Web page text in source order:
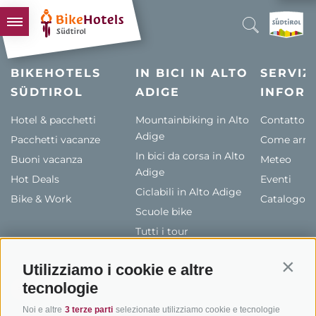
Utilizziamo i cookie e altre
tecnologie
Noi e altre 3 terze parti selezionate utilizziamo cookie e tecnologie
BIKEHOTELS
HOTELS & PACCHETTI
TOUR & TERRITORI
L'ALTO ADIGE & NOI
INFO UTILI
BIKEHOTELS
SÜDTIROL
Hotel & pacchetti
Pacchetti vacanze
Buoni vacanza
Hot Deals
Bike & Work
IN BICI IN ALTO
ADIGE
Mountainbiking in Alto
Adige
In bici da corsa in Alto
Adige
Ciclabili in Alto Adige
Scuole bike
Tutti i tour
Contatto
Come
Meteo
Eventi
Catalogo